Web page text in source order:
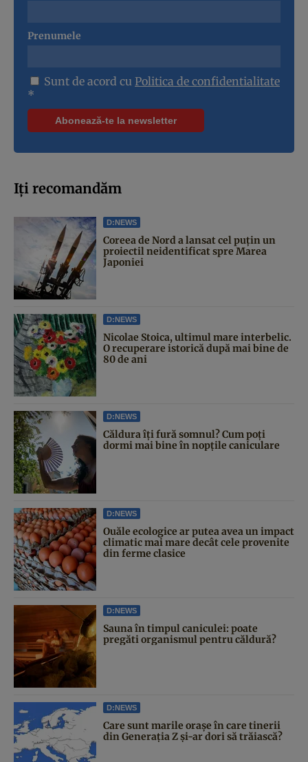
Prenumele
Sunt de acord cu Politica de confidentialitate
*
Iți recomandăm
D:NEWS
Coreea de Nord a lansat cel puțin un
proiectil neidentificat spre Marea
Japoniei
D:NEWS
Nicolae Stoica, ultimul mare interbelic.
O recuperare istorică după mai bine de
80 de ani
D:NEWS
Căldura îți fură somnul? Cum poți
dormi mai bine în nopțile caniculare
D:NEWS
Ouăle ecologice ar putea avea un impact
climatic mai mare decât cele provenite
din ferme clasice
D:NEWS
Sauna în timpul caniculei: poate
pregăti organismul pentru căldură?
D:NEWS
Care sunt marile orașe în care tinerii
din Generația Z și-ar dori să trăiască?